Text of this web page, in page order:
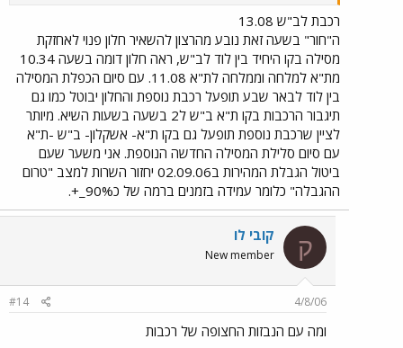
של 14:08 להערכתי מדובר בפאק רציני שמושכים באופן קבוע
ברכבת הזו...
רכבת לב"ש 13.08
ה"חור" בשעה זאת נובע מהרצון להשאיר חלון פנוי לאחזקת
מסילה בקו היחיד בין לוד לב"ש, ראה חלון דומה בשעה 10.34
מת"א למלחה וממלחה לת"א 11.08. עם סיום הכפלת המסילה
בין לוד לבאר שבע תופעל רכבת נוספת והחלון יבוטל כמו גם
תיגבור הרכבות בקו ת"א ב"ש ל2 בשעה בשעות השיא. מיותר
לציין שרכבת נוספת תופעל גם בקו ת"א- אשקלון- ב"ש -ת"א
עם סיום סלילת המסילה החדשה הנוספת. אני משער שעם
ביטול הגבלת המהירות ב02.09.06 יחזור השרות למצב "טרום
ההגבלה" כלומר עמידה בזמנים ברמה של כ90%_+.
ק קובי לו
New member
4/8/06
#14
ומה עם הנבזות החצופה של רכבות